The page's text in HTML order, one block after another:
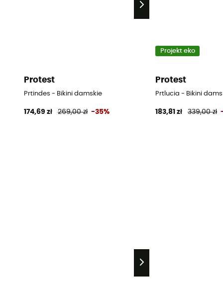
Protest
Prtindes - Bikini damskie
174,69 zł 269,00 zł -35%
Projekt eko
Protest
Prtlucia - Bikini
183,81 zł 339,00 zł